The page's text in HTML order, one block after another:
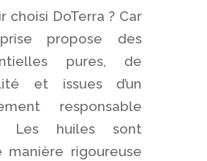
choisi DoTerra ? Car
propose des
pures, de
et issues d’un
responsable
Les huiles sont
manière rigoureuse